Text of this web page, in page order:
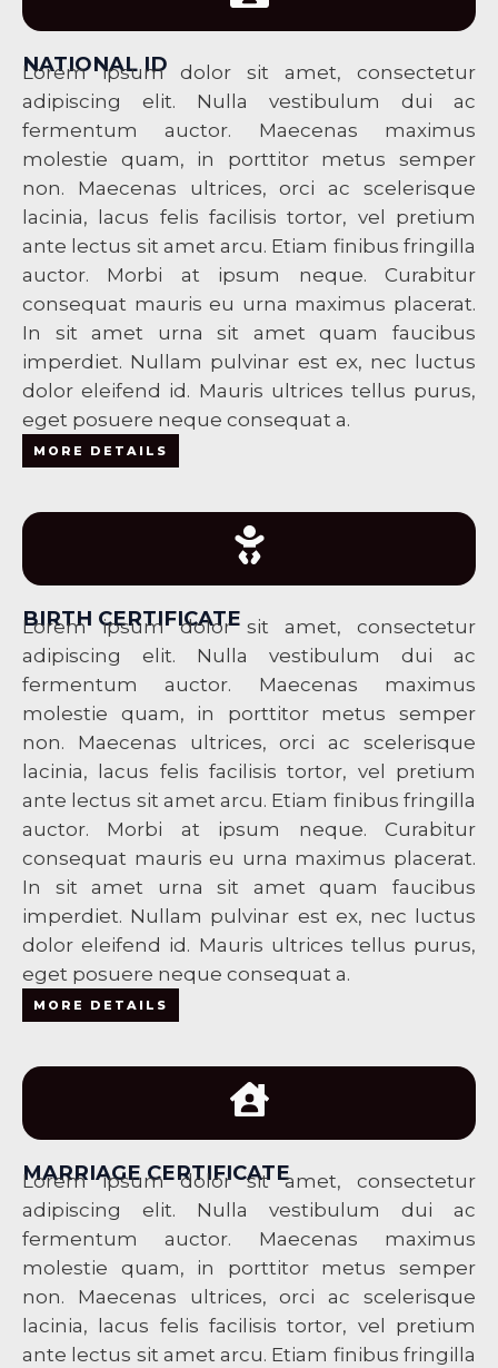
NATIONAL ID
Lorem ipsum dolor sit amet, consectetur
adipiscing elit. Nulla vestibulum dui ac
fermentum auctor. Maecenas maximus
molestie quam, in porttitor metus semper
non. Maecenas ultrices, orci ac scelerisque
lacinia, lacus felis facilisis tortor, vel pretium
ante lectus sit amet arcu. Etiam finibus fringilla
auctor. Morbi at ipsum neque. Curabitur
consequat mauris eu urna maximus placerat.
In sit amet urna sit amet quam faucibus
imperdiet. Nullam pulvinar est ex, nec luctus
dolor eleifend id. Mauris ultrices tellus purus,
eget posuere neque consequat a.
MORE DETAILS
BIRTH CERTIFICATE
Lorem ipsum dolor sit amet, consectetur
adipiscing elit. Nulla vestibulum dui ac
fermentum auctor. Maecenas maximus
molestie quam, in porttitor metus semper
non. Maecenas ultrices, orci ac scelerisque
lacinia, lacus felis facilisis tortor, vel pretium
ante lectus sit amet arcu. Etiam finibus fringilla
auctor. Morbi at ipsum neque. Curabitur
consequat mauris eu urna maximus placerat.
In sit amet urna sit amet quam faucibus
imperdiet. Nullam pulvinar est ex, nec luctus
dolor eleifend id. Mauris ultrices tellus purus,
eget posuere neque consequat a.
MORE DETAILS
MARRIAGE CERTIFICATE
Lorem ipsum dolor sit amet, consectetur
adipiscing elit. Nulla vestibulum dui ac
fermentum auctor. Maecenas maximus
molestie quam, in porttitor metus semper
non. Maecenas ultrices, orci ac scelerisque
lacinia, lacus felis facilisis tortor, vel pretium
ante lectus sit amet arcu. Etiam finibus fringilla